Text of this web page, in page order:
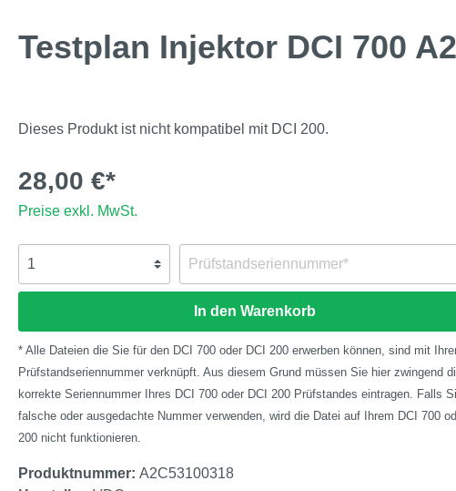
Testplan Injektor DCI 700
Dieses Produkt ist nicht kompatibel mit DCI 200.
28,00 €*
Preise exkl. MwSt.
In den Warenkorb
* Alle Dateien die Sie für den DCI 700 oder DCI 200 erwerben können, sind mit
Prüfstandseriennummer verknüpft. Aus diesem Grund müssen Sie hier zwingend
korrekte Seriennummer Ihres DCI 700 oder DCI 200 Prüfstandes eintragen. Falls
falsche oder ausgedachte Nummer verwenden, wird die Datei auf Ihrem DCI 700
200 nicht funktionieren.
Produktnummer: A2C53100318